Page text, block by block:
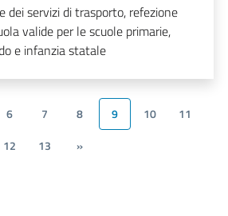
dei servizi di trasporto, refezione
valide per le scuole primarie,
e infanzia statale
6 7 8 9 10
11
12
13 »